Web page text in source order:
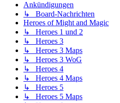
Ankündigungen
↳ Board-Nachrichten
Heroes of Might and Magic
↳ Heroes 1 und 2
↳ Heroes 3
↳ Heroes 3 Maps
↳ Heroes 3 WoG
↳ Heroes 4
↳ Heroes 4 Maps
↳ Heroes 5
↳ Heroes 5 Maps